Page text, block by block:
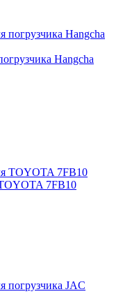
Hangcha
7FB10